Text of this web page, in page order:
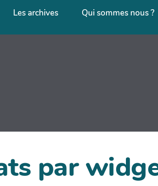
Les archives Qui sommes nous ?
par